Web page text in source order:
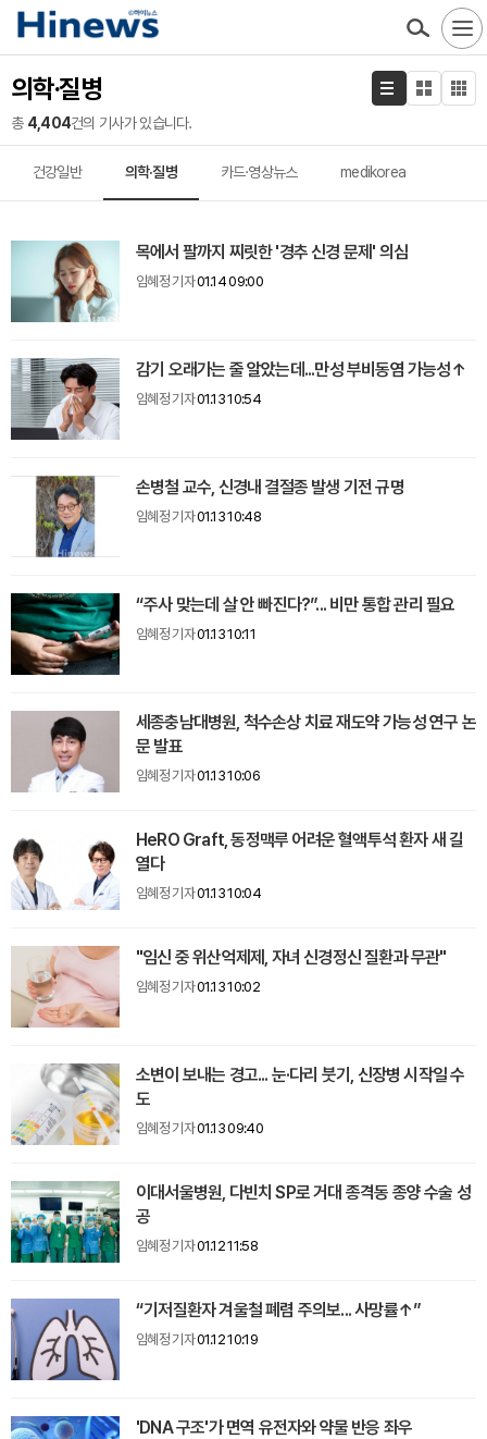
의학·질병
총 4,404건의 기사가 있습니다.
건강일반 의학·질병 카드·영상뉴스 medikorea
목에서 팔까지 찌릿한 '경추 신경 문제' 의심
임혜정 기자01.14 09:00
감기 오래가는 줄 알았는데...만성 부비동염 가능성↑
임혜정 기자01.13 10:54
손병철 교수, 신경내 결절종 발생 기전 규명
임혜정 기자01.13 10:48
“주사 맞는데 살 안 빠진다?”... 비만 통합 관리 필요
임혜정 기자01.13 10:11
세종충남대병원, 척수손상 치료 재도약 가능성 연구 논
문 발표
임혜정 기자01.13 10:06
HeRO Graft, 동정맥루 어려운 혈액투석 환자 새 길
열다
임혜정 기자01.13 10:04
"임신 중 위산억제제, 자녀 신경정신 질환과 무관"
임혜정 기자01.13 10:02
소변이 보내는 경고... 눈·다리 붓기, 신장병 시작일 수
도
임혜정 기자01.13 09:40
이대서울병원, 다빈치 SP로 거대 종격동 종양 수술 성
공
임혜정 기자01.12 11:58
“기저질환자 겨울철 폐렴 주의보... 사망률↑”
임혜정 기자01.12 10:19
'DNA 구조'가 면역 유전자와 약물 반응 좌우